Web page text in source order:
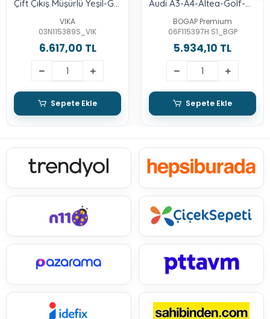
Çift Çıkış Müşürlü Yeşil-Gri
15-18-Touareg-3.0-Tdı-
Crca-Porsche-Cayenne-
Panamera-Macan
VIKA
03N115389S_VIK
6.617,00 TL
Sepete Ekle
Audi A3-A4-Altea-Golf-
Passat-2.0-Bwa-Axx-Bpy
BOGAP Premium
06F115397H S1_BGP
5.934,10 TL
Sepete Ekle